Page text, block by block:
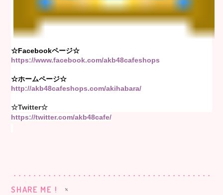
☆Facebookページ☆
https://www.facebook.com/akb48cafeshops
☆ホームページ☆
http://akb48cafeshops.com/akihabara/
☆Twitter☆
https://twitter.com/akb48cafe/
SHARE ME !